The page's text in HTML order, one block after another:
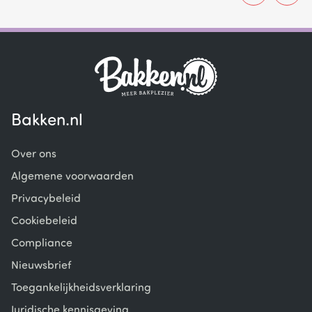
Bakken.nl
Over ons
Algemene voorwaarden
Privacybeleid
Cookiebeleid
Compliance
Nieuwsbrief
Toegankelijkheidsverklaring